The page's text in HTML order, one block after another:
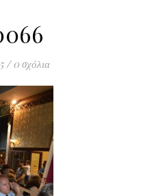
/ 0 σχόλια